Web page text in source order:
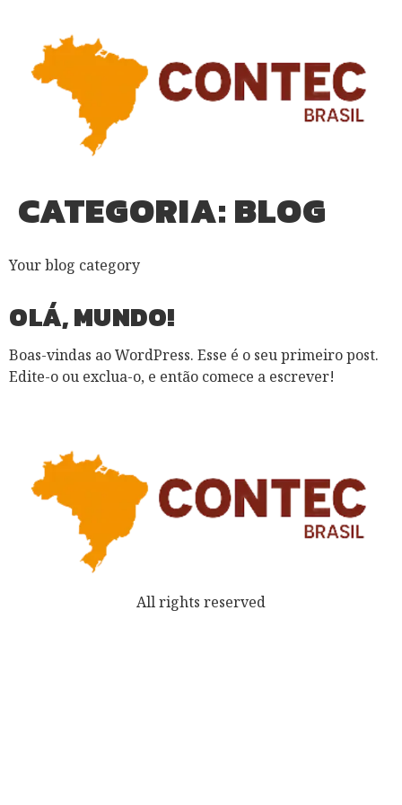
CATEGORIA:BLOG
Your blog category
OLÁ, MUNDO!
Boas-vindas ao WordPress. Esse é o seu primeiro post.
Edite-o ou exclua-o, e então comece a escrever!
All rights reserved